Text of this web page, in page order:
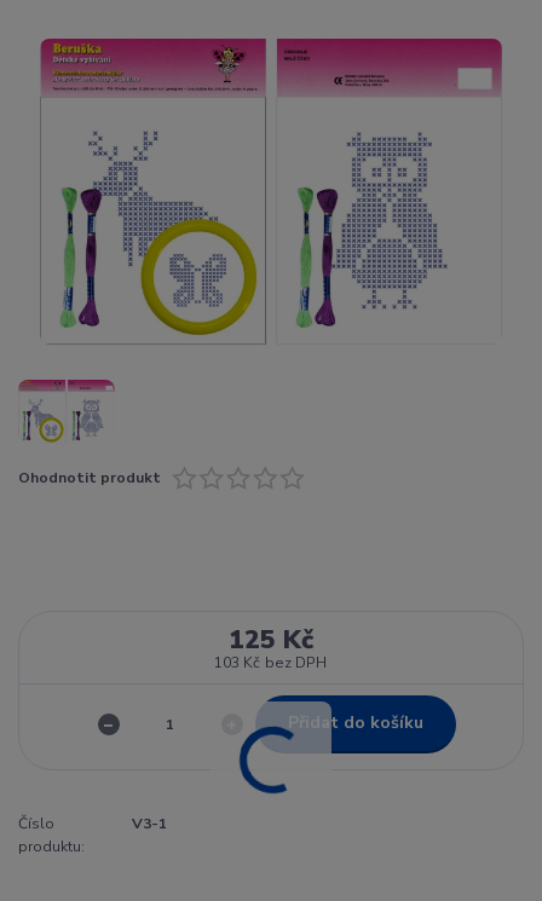
Ohodnotit produkt
125 Kč
103 Kč bez DPH
Přidat do košíku
Číslo
produktu:
V3-1